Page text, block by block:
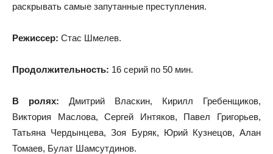
раскрывать самые запутанные преступления.
Режиссер: Стас Шмелев.
Продолжительность: 16 серий по 50 мин.
В ролях: Дмитрий Власкин, Кирилл Гребенщиков,
Виктория Маслова, Сергей Интяков, Павел Григорьев,
Татьяна Чердынцева, Зоя Буряк, Юрий Кузнецов, Алан
Томаев, Булат Шамсутдинов.